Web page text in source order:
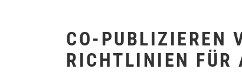
CO-PUBLIZIEREN
RICHTLINIEN FÜR